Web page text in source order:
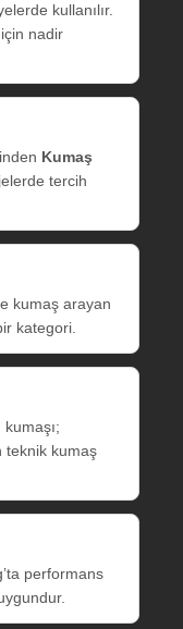
kullanılır.
nadir
Kumaş
tercih
kumaş arayan
kategori.
teknik kumaş
performans